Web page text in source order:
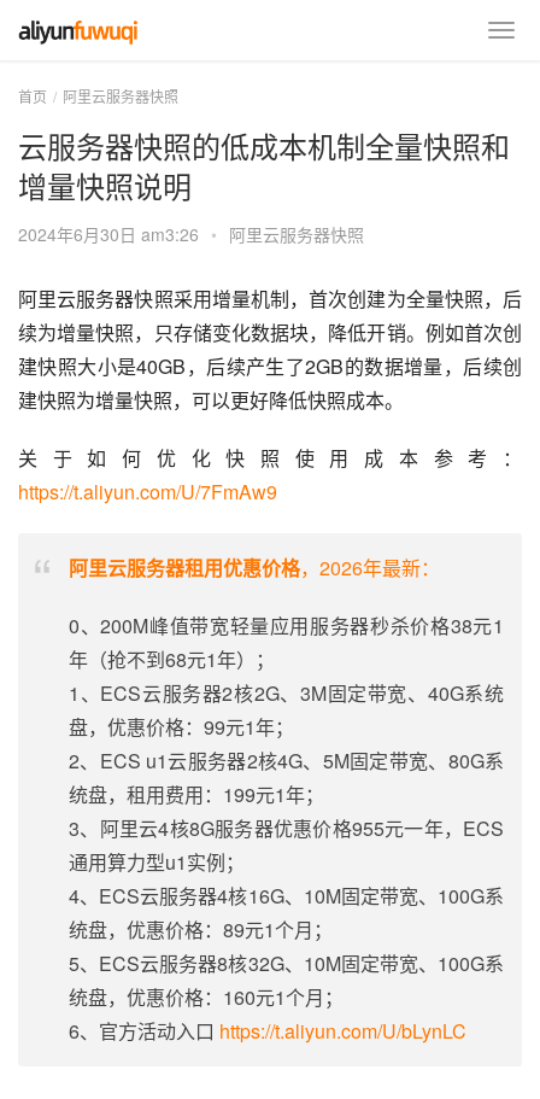
首页 阿里云服务器快照
云服务器快照的低成本机制全量快照和
增量快照说明
2024年6月30日 am3:26 • 阿里云服务器快照
阿里云服务器快照采用增量机制，首次创建为全量快照，后
续为增量快照，只存储变化数据块，降低开销。例如首次创
建快照大小是40GB，后续产生了2GB的数据增量，后续创
建快照为增量快照，可以更好降低快照成本。
关于如何优化快照使用成本参考：
https://t.aliyun.com/U/7FmAw9
阿里云服务器租用优惠价格，2026年最新：
0、200M峰值带宽轻量应用服务器秒杀价格38元1
年（抢不到68元1年）；
1、ECS云服务器2核2G、3M固定带宽、40G系统
盘，优惠价格：99元1年；
2、ECS u1云服务器2核4G、5M固定带宽、80G系
统盘，租用费用：199元1年；
3、阿里云4核8G服务器优惠价格955元一年，ECS
通用算力型u1实例；
4、ECS云服务器4核16G、10M固定带宽、100G系
统盘，优惠价格：89元1个月；
5、ECS云服务器8核32G、10M固定带宽、100G系
统盘，优惠价格：160元1个月；
6、官方活动入口 https://t.aliyun.com/U/bLynLC